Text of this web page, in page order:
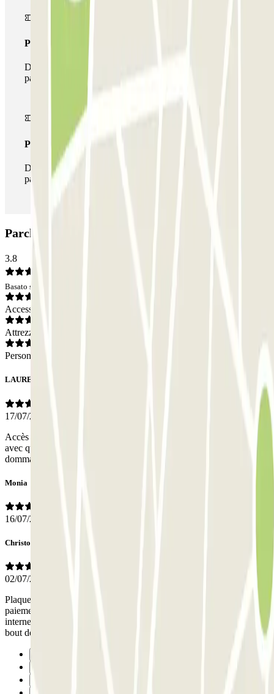
Pass multiparking
Durante il tuo soggiorno potrai usufruire dell'intera rete di
parcheggi disponibili su Parclick.
Pass illlimitato
Durante il tuo soggiorno potrai entrare e uscire dal
parcheggio tutte le volte che vorrai.
Parcheggio CLÜBO La Salut: Opinioni
3.8
Basato su 10 opinioni
Accesso
Attrezzatura
Personale
LAURENCE
17/07/2026
Accès difficile pour une grosse voiture mais propre et la personne
avec qui on parle au niveau des barrière ne parle que Espagnole
dommage.
Monia
16/07/2026
Christophe
02/07/2026
Plaque non reconnue à l'entrée, qr code non plus. Au moment du
paiement, 25e demandés alors que le parking avait été réglé sur
internet. Appel au gardien, difficile de se faire comprendre mais au
bout de 15 minutes, on a enfin pu partir.